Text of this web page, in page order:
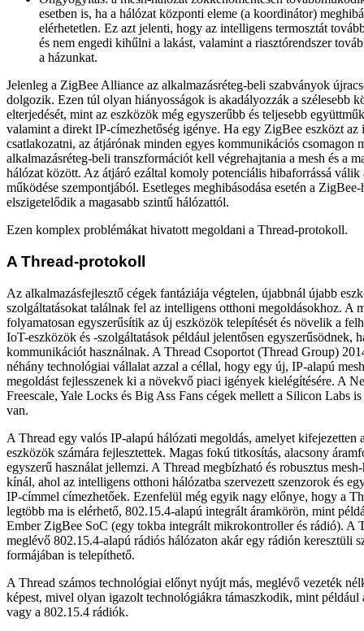
esetben is, ha a hálózat központi eleme (a koordinátor)
elérhetetlen. Ez azt jelenti, hogy az intelligens termosztát
és nem engedi kihűlni a lakást, valamint a riasztórendszer
a házunkat.
Jelenleg a ZigBee Alliance az alkalmazásréteg-beli szabványok
dolgozik. Ezen túl olyan hiányosságok is akadályozzák a szélesebb
elterjedését, mint az eszközök még egyszerűbb és teljesebb
valamint a direkt IP-címezhetőség igénye. Ha egy ZigBee eszközt az
csatlakozatni, az átjárónak minden egyes kommunikációs csomagon
alkalmazásréteg-beli transzformációt kell végrehajtania a mesh és a
hálózat között. Az átjáró ezáltal komoly potenciális hibaforrássá válik
működése szempontjából. Esetleges meghibásodása esetén a
elszigetelődik a magasabb szintű hálózattól.
Ezen komplex problémákat hivatott megoldani a Thread-protokoll.
A Thread-protokoll
Az alkalmazásfejlesztő cégek fantáziája végtelen, újabbnál újabb
szolgáltatásokat találnak fel az intelligens otthoni megoldásokhoz. A
folyamatosan egyszerűsítik az új eszközök telepítését és növelik a
IoT-eszközök és -szolgáltatások például jelentősen egyszerűsödnek,
kommunikációt használnak. A Thread Csoportot (Thread Group)
néhány technológiai vállalat azzal a céllal, hogy egy új, IP-alapú
megoldást fejlesszenek ki a növekvő piaci igények kielégítésére. A
Freescale, Yale Locks és Big Ass Fans cégek mellett a Silicon Labs
van.
A Thread egy valós IP-alapú hálózati megoldás, amelyet kifejezetten
eszközök számára fejlesztettek. Magas fokú titkosítás, alacsony
egyszerű használat jellemzi. A Thread megbízható és robusztus
kínál, ahol az intelligens otthoni hálózatba szervezett szenzorok és
IP-címmel címezhetőek. Ezenfelül még egyik nagy előnye, hogy a
legtöbb ma is elérhető, 802.15.4-alapú integrált áramkörön, mint
Ember ZigBee SoC (egy tokba integrált mikrokontroller és rádió). A
meglévő 802.15.4-alapú rádiós hálózaton akár egy rádión keresztüli
formájában is telepíthető.
A Thread számos technológiai előnyt nyújt más, meglévő vezeték
képest, mivel olyan igazolt technológiákra támaszkodik, mint
vagy a 802.15.4 rádiók.